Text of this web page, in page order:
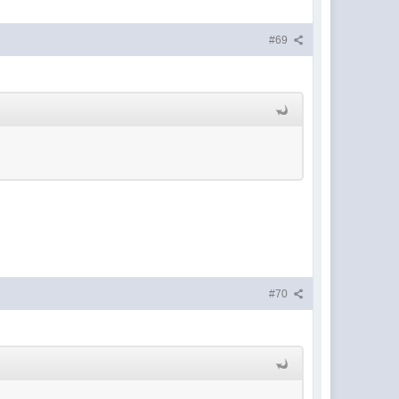
#69
#70